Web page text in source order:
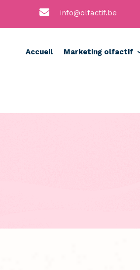
 info@olfactif.be
Accueil Marketing olfactif